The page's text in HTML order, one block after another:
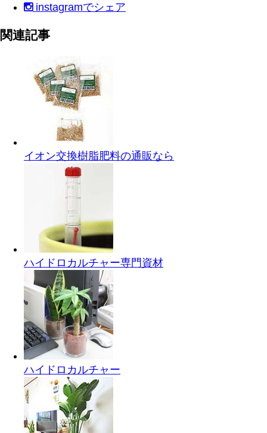
instagramでシェア
関連記事
イオン交換樹脂肥料の通販なら
ハイドロカルチャー専門資材
ハイドロカルチャー